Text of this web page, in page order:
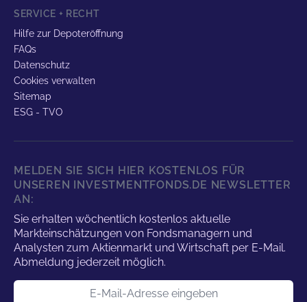
SERVICE + RECHT
Hilfe zur Depoteröffnung
FAQs
Datenschutz
Cookies verwalten
Sitemap
ESG - TVO
MELDEN SIE SICH HIER KOSTENLOS FÜR
UNSEREN INVESTMENTFONDS.DE NEWSLETTER
AN:
Sie erhalten wöchentlich kostenlos aktuelle
Markteinschätzungen von Fondsmanagern und
Analysten zum Aktienmarkt und Wirtschaft per E-Mail.
Abmeldung jederzeit möglich.
E-Mail-Adresse